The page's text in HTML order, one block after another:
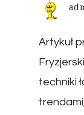
Artykuł
techniki